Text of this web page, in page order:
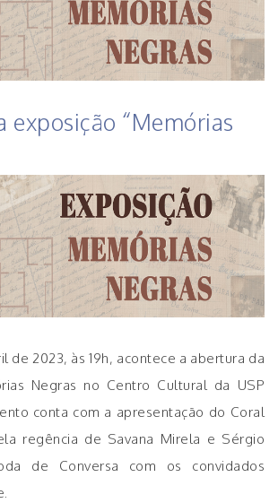
exposição “Memórias
de 2023, às 19h, acontece a abertura da
Negras no Centro Cultural da USP
conta com a apresentação do Coral
regência de Savana Mirela e Sérgio
de Conversa com os convidados